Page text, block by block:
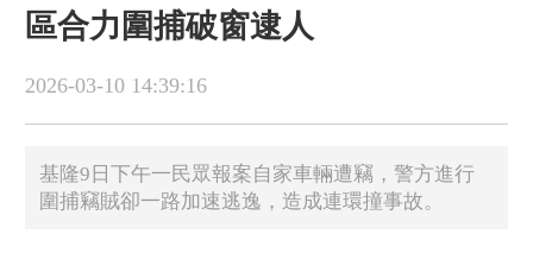
區合力圍捕破窗逮人
2026-03-10 14:39:16
基隆9日下午一民眾報案自家車輛遭竊，警方進行
圍捕竊賊卻一路加速逃逸，造成連環撞事故。